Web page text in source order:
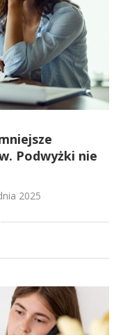
Podwyżki nie
2025